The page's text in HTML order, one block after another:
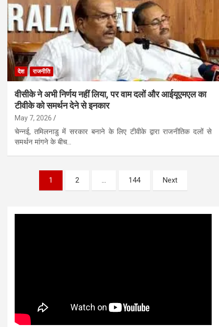
देश राजनीति
वीसीके ने अभी निर्णय नहीं लिया, पर वाम दलों और आईयूएमएल का
टीवीके को समर्थन देने से इनकार
May 7, 2026
चेन्नई, तमिलनाडु में सरकार बनाने के लिए टीवीके द्वारा राजनीतिक दलों से
समर्थन मांगने के बीच…
pagination
1 2 … 144 Next